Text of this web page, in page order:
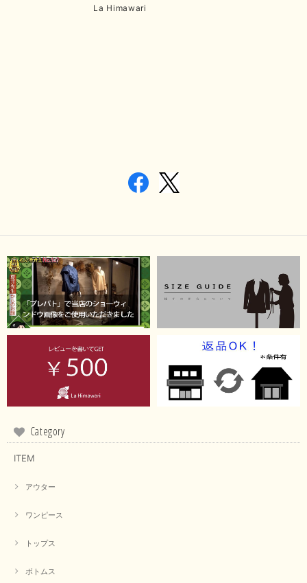
La Himawari
Category
ITEM
アウター
ワンピース
トップス
ボトムス